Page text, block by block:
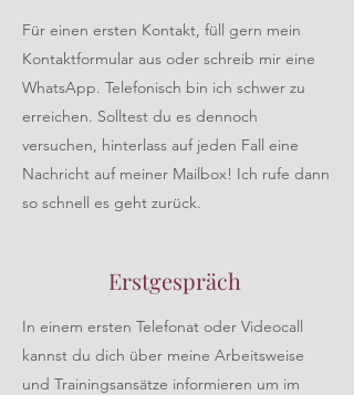
Für einen ersten Kontakt, füll gern mein
Kontaktformular aus oder schreib mir eine
WhatsApp. Telefonisch bin ich schwer zu
erreichen. Solltest du es dennoch
versuchen, hinterlass auf jeden Fall eine
Nachricht auf meiner Mailbox! Ich rufe dann
so schnell es geht zurück.
Erstgespräch
In einem ersten Telefonat oder Videocall
kannst du dich über meine Arbeitsweise
und Trainingsansätze informieren um im